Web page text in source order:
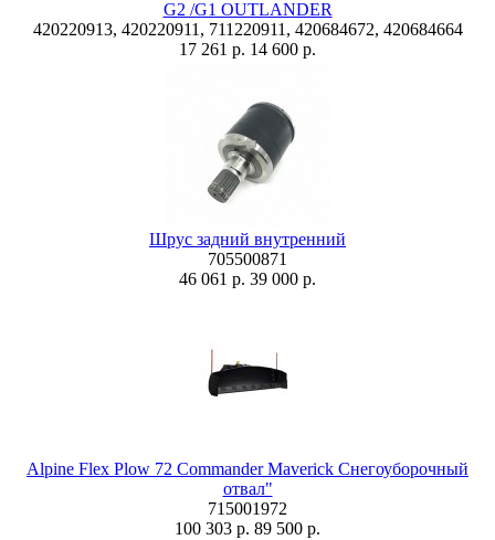
G2 /G1 OUTLANDER
420220913, 420220911, 711220911, 420684672, 420684664
17 261 р. 14 600 р.
Шрус задний внутренний
705500871
46 061 р. 39 000 р.
Alpine Flex Plow 72 Commander Maverick Снегоуборочный
отвал"
715001972
100 303 р. 89 500 р.